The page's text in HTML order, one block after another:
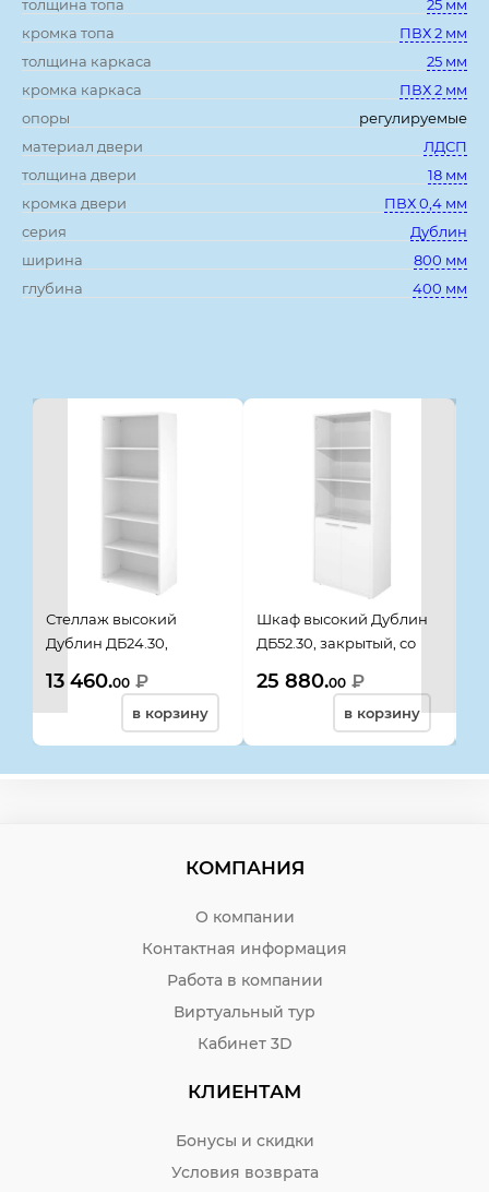
толщина топа
25 мм
кромка топа
ПВХ 2 мм
толщина каркаса
25 мм
кромка каркаса
ПВХ 2 мм
опоры
регулируемые
материал двери
ЛДСП
толщина двери
18 мм
кромка двери
ПВХ 0,4 мм
серия
Дублин
ширина
800 мм
глубина
400 мм
Стеллаж высокий
Дублин ДБ24.30,
13 460.00 ₽
в корзину
Шкаф высокий Дублин
ДБ52.30, закрытый, со
двери, 800*400*1980,
25 880.00 ₽
в корзину
КОМПАНИЯ
О компании
Контактная информация
Работа в компании
Виртуальный тур
Кабинет 3D
КЛИЕНТАМ
Бонусы и скидки
Условия возврата